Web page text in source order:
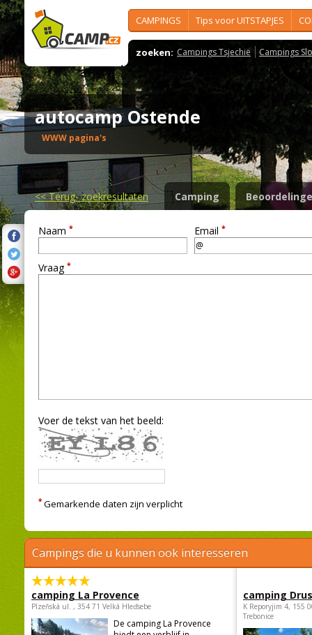
CAMPINGS Tips voor UITSTAPJES
zoeken: Campings Tsjechië Campings
autocamp Ostende
WWW pagina's
<<Terug- zoekresultaten Camping
Naam * Email *
Vraag *
Voer de tekst van het beeld:
* Gemarkende daten zijn verplicht
Campings die u kunnen ook interesseren
camping La Provence
Plzeňská ul. , 354 71 Velká Hleďsebe
De camping La Provence
camping
K Reporyjim 4, 155
Trebonice